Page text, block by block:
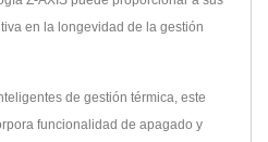
en la longevidad de la gestión
de gestión térmica, este
funcionalidad de apagado y